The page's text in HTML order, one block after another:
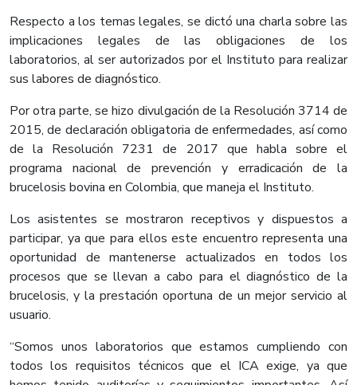
Respecto a los temas legales, se dictó una charla sobre las
implicaciones legales de las obligaciones de los
laboratorios, al ser autorizados por el Instituto para realizar
sus labores de diagnóstico.
Por otra parte, se hizo divulgación de la Resolución 3714 de
2015, de declaración obligatoria de enfermedades, así como
de la Resolución 7231 de 2017 que habla sobre el
programa nacional de prevención y erradicación de la
brucelosis bovina en Colombia, que maneja el Instituto.
Los asistentes se mostraron receptivos y dispuestos a
participar, ya que para ellos este encuentro representa una
oportunidad de mantenerse actualizados en todos los
procesos que se llevan a cabo para el diagnóstico de la
brucelosis, y la prestación oportuna de un mejor servicio al
usuario.
“Somos unos laboratorios que estamos cumpliendo con
todos los requisitos técnicos que el ICA exige, ya que